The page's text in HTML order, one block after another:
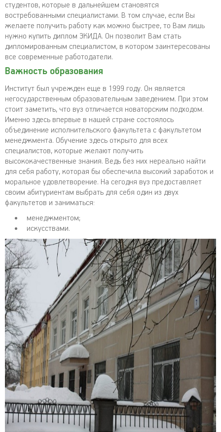
студентов, которые в дальнейшем становятся
востребованными специалистами. В том случае, если Вы
желаете получить работу как можно быстрее, то Вам лишь
нужно купить диплом ЭКИДА. Он позволит Вам стать
дипломированным специалистом, в котором заинтересованы
все современные работодатели.
Важность образования
Институт был учрежден еще в 1999 году. Он является
негосударственным образовательным заведением. При этом
стоит заметить, что вуз отличается новаторским подходом.
Именно здесь впервые в нашей стране состоялось
объединение исполнительского факультета с факультетом
менеджмента. Обучение здесь открыто для всех
специалистов, которые желают получить
высококачественные знания. Ведь без них нереально найти
для себя работу, которая бы обеспечила высокий заработок и
моральное удовлетворение. На сегодня вуз предоставляет
своим абитуриентам выбрать для себя один из двух
факультетов и заниматься:
менеджментом;
искусствами.